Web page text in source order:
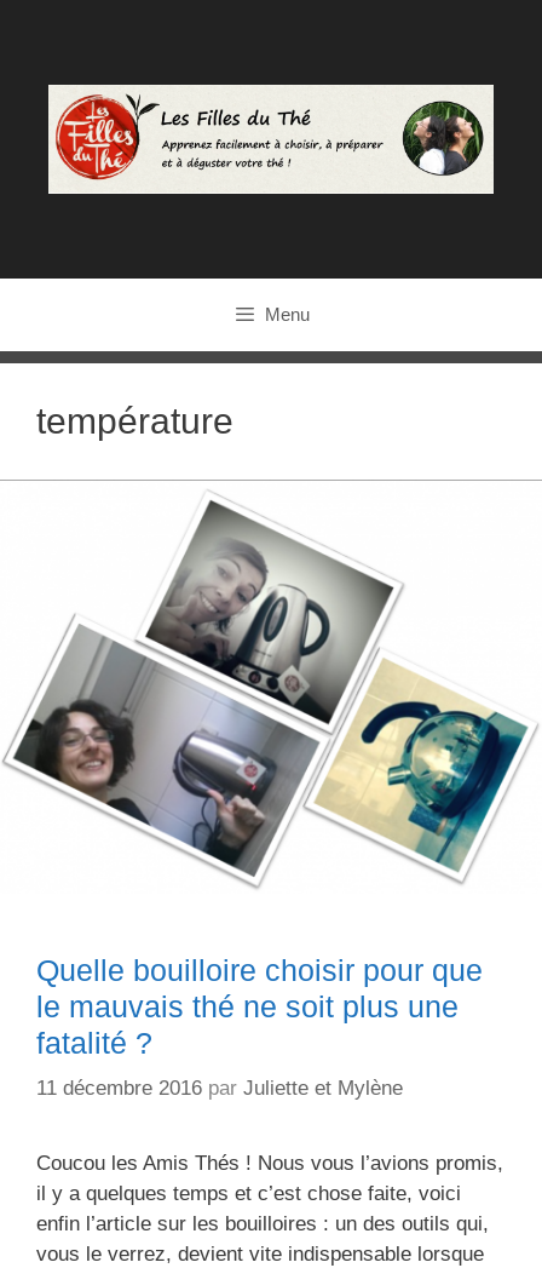
Menu
température
Quelle bouilloire choisir pour que
le mauvais thé ne soit plus une
fatalité ?
11 décembre 2016 par Juliette et Mylène
Coucou les Amis Thés ! Nous vous l’avions promis,
il y a quelques temps et c’est chose faite, voici
enfin l’article sur les bouilloires : un des outils qui,
vous le verrez, devient vite indispensable lorsque